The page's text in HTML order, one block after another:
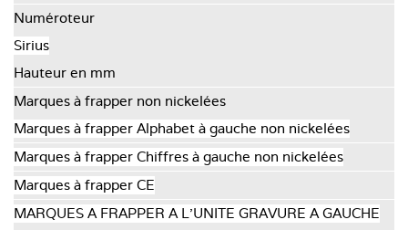
Numéroteur
Sirius
Hauteur en mm
Marques à frapper non nickelées
Marques à frapper Alphabet à gauche non nickelées
Marques à frapper Chiffres à gauche non nickelées
Marques à frapper CE
MARQUES A FRAPPER A L'UNITE GRAVURE A GAUCHE